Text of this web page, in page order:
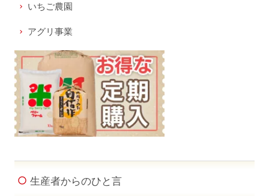
いちご農園
アグリ事業
生産者からのひと言